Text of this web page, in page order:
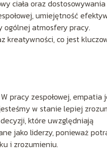
ciała oraz dostosowywania
umiejętność
ogólnej atmosfery pracy.
kreatywności, co jest
pracy zespołowej, empatia
w stanie lepiej
które uwzględniają
jako liderzy, ponieważ
i zrozumieniu.